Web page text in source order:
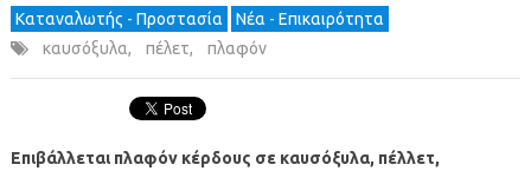
Καταναλωτής - Προστασία
Νέα - Επικαιρότητα
καυσόξυλα, πέλετ, πλαφόν
Επιβάλλεται πλαφόν κέρδους σε καυσόξυλα, πέλλετ,